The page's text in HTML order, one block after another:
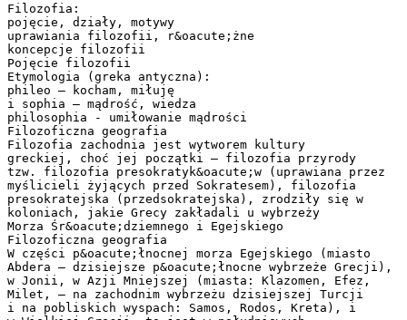
Filozofia:
pojęcie, działy, motywy
uprawiania filozofii, r&oacute;żne
koncepcje filozofii
Pojęcie filozofii
Etymologia (greka antyczna):
phileo – kocham, miłuję
i sophia – mądrość, wiedza
philosophia - umiłowanie mądrości
Filozoficzna geografia
Filozofia zachodnia jest wytworem kultury
greckiej, choć jej początki – filozofia przyrody
tzw. filozofia presokratyk&oacute;w (uprawiana przez
myślicieli żyjących przed Sokratesem), filozofia
presokratejska (przedsokratejska), zrodziły się w
koloniach, jakie Grecy zakładali u wybrzeży
Morza Śr&oacute;dziemnego i Egejskiego
Filozoficzna geografia
W części p&oacute;łnocnej morza Egejskiego (miasto
Abdera – dzisiejsze p&oacute;łnocne wybrzeże Grecji),
w Jonii, w Azji Mniejszej (miasta: Klazomen, Efez,
Milet, – na zachodnim wybrzeżu dzisiejszej Turcji
i na pobliskich wyspach: Samos, Rodos, Kreta), i